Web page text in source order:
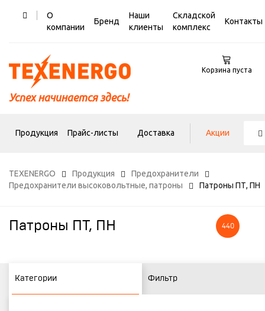
О
компании
Бренд
Наши
клиенты
Складской
комплекс
Контакты
Успех начинается здесь!
Корзина пуста
Продукция Прайс-листы Доставка Акции
TEXENERGO Продукция
Предохранители
Предохранители высоковольтные, патроны
Патроны ПТ, ПН
Патроны ПТ, ПН 440
Категории Фильтр